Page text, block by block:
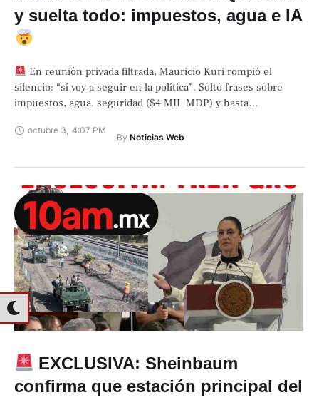
y suelta todo: impuestos, agua e IA
En reunión privada filtrada, Mauricio Kuri rompió el
silencio: “sí voy a seguir en la política”. Soltó frases sobre
impuestos, agua, seguridad ($4 MIL MDP) y hasta
octubre 3, 4:07 PM
By Noticias Web
EXCLUSIVA: Sheinbaum
confirma que estación principal del